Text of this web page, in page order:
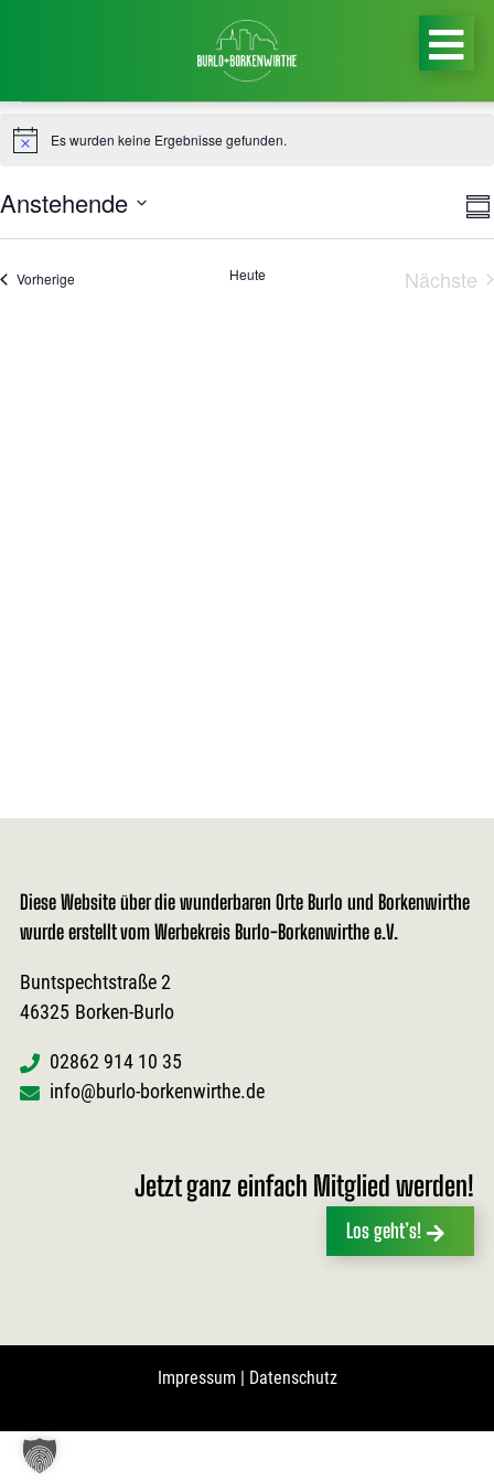
Veranstaltungen
HinweisEs wurden keine Ergebnisse gefunden.
Anstehende
Datum
Vorherige Heute
Nächste
Diese Website über die wunderbaren Orte Burlo und Borkenwirthe
wurde erstellt vom Werbekreis Burlo-Borkenwirthe e.V.
Buntspechtstraße 2
46325 Borken-Burlo
02862 914 10 35
info@burlo-borkenwirthe.de
Jetzt ganz einfach Mitglied werden!
Los geht’s!
Impressum Datenschutz